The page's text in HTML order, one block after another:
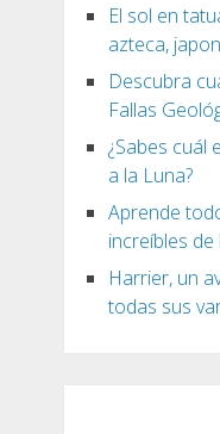
El sol en
azteca,
Descubra
Fallas
¿Sabes cuál
a la Luna?
Aprende
increíbles
Harrier, un
todas sus